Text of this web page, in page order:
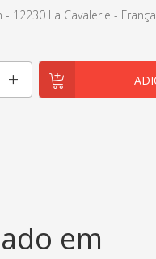
12230 La Cavalerie - França
+
em